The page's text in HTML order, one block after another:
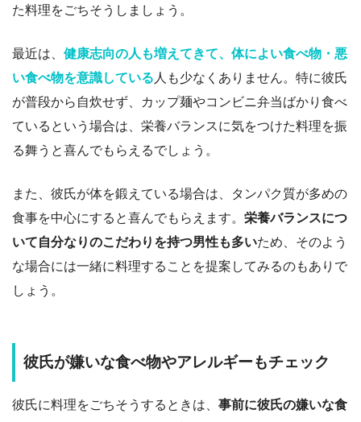
た料理をごちそうしましょう。
最近は、 健康志向の人も増えてきて、体によい食べ物・悪
い食べ物を意識している 人も少なくありません。特に彼氏
が普段から自炊せず、カップ麺やコンビニ弁当ばかり食べ
ているという場合は、栄養バランスに気をつけた料理を振
る舞うと喜んでもらえるでしょう。
また、彼氏が体を鍛えている場合は、タンパク質が多めの
食事を中心にすると喜んでもらえます。 栄養バランスにつ
いて自分なりのこだわりを持つ男性も多いため、そのよう
な場合には一緒に料理することを提案してみるのもありで
しょう。
彼氏が嫌いな食べ物やアレルギーもチェック
彼氏に料理をごちそうするときは、 事前に彼氏の嫌いな食